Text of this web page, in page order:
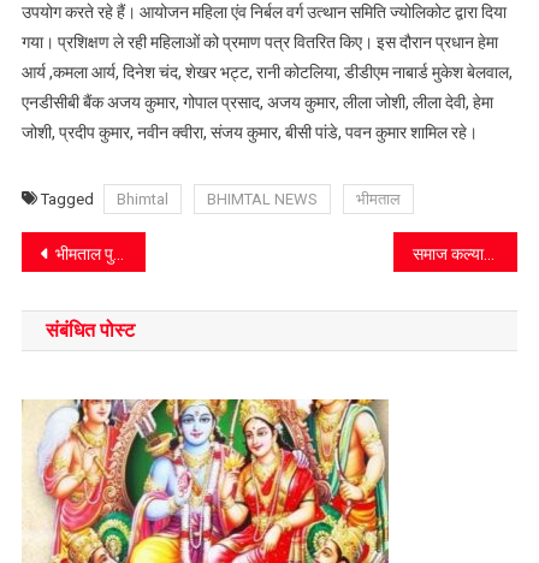
उपयोग करते रहे हैं। आयोजन महिला एंव निर्बल वर्ग उत्थान समिति ज्योलिकोट द्वारा दिया
गया। प्रशिक्षण ले रही महिलाओं को प्रमाण पत्र वितरित किए। इस दौरान प्रधान हेमा
आर्य ,कमला आर्य, दिनेश चंद, शेखर भट्ट, रानी कोटलिया, डीडीएम नाबार्ड मुकेश बेलवाल,
एनडीसीबी बैंक अजय कुमार, गोपाल प्रसाद, अजय कुमार, लीला जोशी, लीला देवी, हेमा
जोशी, प्रदीप कुमार, नवीन क्वीरा, संजय कुमार, बीसी पांडे, पवन कुमार शामिल रहे।
Tagged Bhimtal BHIMTAL NEWS भीमताल
Post
navigation
भीमताल पुलिस ने किया वारंटी को गिरफ्तार समाज कल्याण देगा उत्कृष्ट कार्य करने वाले दिव्यांगों को पुरस्कार
संबंधित पोस्ट